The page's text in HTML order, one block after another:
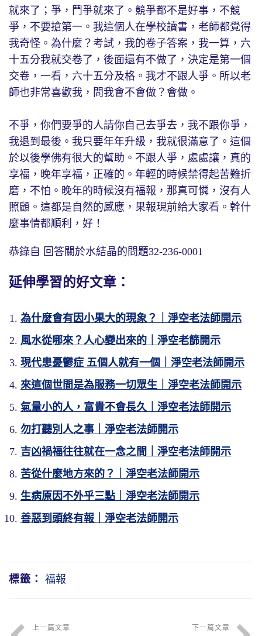
就來了；爭，鬥爭就來了。競爭都不是好事，不競
爭，不要搶第一。我這個人在學校讀書，老師都覺得
我奇怪。為什麼？考試，我的卷子答案，我一算，六
十五分我就交卷了，後面還有不做了，決定是第一個
交卷，一看，六十五分及格。我才不跟人爭。所以老
師也非常喜歡我，問我會不會做？會做。
不爭，你們要爭的人請你自己去爭去，我不跟你爭，
我退到最後。我只要年年升級，我就很滿意了。這個
於以後學佛有很大的幫助。不跟人爭，處處讓，真的
享福，晚年享福，正確的。年輕的時候禁得起苦難折
磨，不怕。晚年的時候沒有福報，那真可憐，沒有人
照顧。這都是自然的感應，果報現前給大家看。幹什
麼事情都順利，好！
恭錄自 回答關於水結晶的問題32-236-0001
延伸學習的好文章：
為什麼會有因小果大的現象？｜淨空老法師開示
風水從哪來？人心變出來的｜淨空老篩開示
現代患憂鬱症 五個人就有一個｜淨空老法師開示
來這個世間是為服務一切眾生｜淨空老法師開示
氣量小的人，富貴不會長久｜淨空老法師開示
勿打聽別人之事｜淨空老法師開示
吉凶禍福往往就在一念之間｜淨空老法師開示
苦從什麼地方來的？｜淨空老法師開示
生病原因不外乎三點｜淨空老法師開示
善惡到頭終有報｜淨空老法師開示
標籤： 福報
上一篇文章 下一篇文章